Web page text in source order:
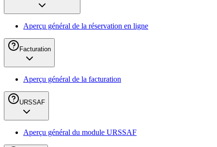
Aperçu général de la réservation en ligne
Facturation
Aperçu général de la facturation
URSSAF
Aperçu général du module URSSAF